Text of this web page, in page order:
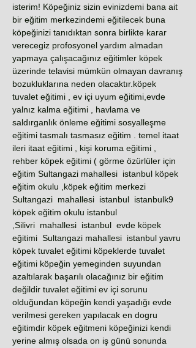
isterim! Köpeğiniz sizin evinizdemi bana ait
bir eğitim merkezindemi eğitilecek buna
köpeğinizi tanıdıktan sonra birlikte karar
verecegiz profosyonel yardım almadan
yapmaya çalışacağınız eğitimler köpek
üzerinde telavisi mümkün olmayan davranış
bozukluklarına neden olacaktır.köpek
tuvalet eğitimi , ev içi uyum eğitimi,evde
yalnız kalma eğitimi , havlama ve
saldırganlık önleme eğitimi sosyalleşme
eğitimi tasmalı tasmasız eğitim . temel itaat
ileri itaat eğitimi , kişi koruma eğitimi ,
rehber köpek eğitimi ( görme özürlüler için
eğitim Sultangazi mahallesi istanbul köpek
eğitim okulu ,köpek eğitim merkezi
Sultangazi mahallesi istanbul istanbulk9
köpek eğitim okulu istanbul
,Silivri mahallesi istanbul evde köpek
eğitimi Sultangazi mahallesi istanbul yavru
köpek tuvalet eğitimi köpeklerde tuvalet
eğitimi köpeğin yemeginden suyundan
azaltılarak başarılı olacağınız bir eğitim
değildir tuvalet eğitimi ev içi sorunu
olduğundan köpeğin kendi yaşadığı evde
verilmesi gereken yapılacak en dogru
eğitimdir köpek eğitmeni köpeğinizi kendi
yerine almış olsada on iş günü sonunda